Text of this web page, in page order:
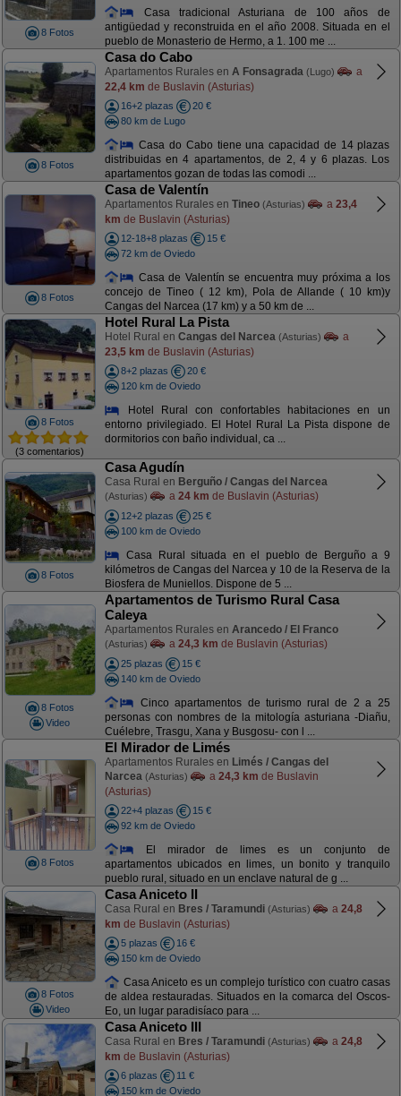
8 Fotos
Casa tradicional Asturiana de 100 años de
antigüedad y reconstruida en el año 2008. Situada en el
pueblo de Monasterio de Hermo, a 1. 100 me ...
8 Fotos
Casa do Cabo
Apartamentos Rurales en A Fonsagrada (Lugo)
a
22,4 km de Buslavin (Asturias)
16+2 plazas
20 €
80 km de Lugo
Casa do Cabo tiene una capacidad de 14 plazas
distribuidas en 4 apartamentos, de 2, 4 y 6 plazas. Los
apartamentos gozan de todas las comodi ...
8 Fotos
Casa de Valentín
Apartamentos Rurales en Tineo (Asturias) a 23,4
km de Buslavin (Asturias)
12-18+8 plazas
15 €
72 km de Oviedo
Casa de Valentín se encuentra muy próxima a los
concejo de Tineo ( 12 km), Pola de Allande ( 10 km)y
Cangas del Narcea (17 km) y a 50 km de ...
8 Fotos
(3 comentarios)
Hotel Rural La Pista
Hotel Rural en Cangas del Narcea (Asturias)
a
23,5 km de Buslavin (Asturias)
8+2 plazas
20 €
120 km de Oviedo
Hotel Rural con confortables habitaciones en un
entorno privilegiado. El Hotel Rural La Pista dispone de
dormitorios con baño individual, ca ...
8 Fotos
Casa Agudín
Casa Rural en Berguño / Cangas del Narcea
(Asturias) a 24 km de Buslavin (Asturias)
12+2 plazas
25 €
100 km de Oviedo
Casa Rural situada en el pueblo de Berguño a 9
kilómetros de Cangas del Narcea y 10 de la Reserva de la
Biosfera de Muniellos. Dispone de 5 ...
8 Fotos
Video
Apartamentos de Turismo Rural Casa
Caleya
Apartamentos Rurales en Arancedo / El Franco
(Asturias) a 24,3 km de Buslavin (Asturias)
25 plazas
15 €
140 km de Oviedo
Cinco apartamentos de turismo rural de 2 a 25
personas con nombres de la mitología asturiana -Diañu,
Cuélebre, Trasgu, Xana y Busgosu- con l ...
8 Fotos
El Mirador de Limés
Apartamentos Rurales en Limés / Cangas del
Narcea (Asturias) a 24,3 km de Buslavin
(Asturias)
22+4 plazas
15 €
92 km de Oviedo
El mirador de limes es un conjunto de
apartamentos ubicados en limes, un bonito y tranquilo
pueblo rural, situado en un enclave natural de g ...
8 Fotos
Video
Casa Aniceto II
Casa Rural en Bres / Taramundi (Asturias) a 24,8
km de Buslavin (Asturias)
5 plazas
16 €
150 km de Oviedo
Casa Aniceto es un complejo turístico con cuatro casas
de aldea restauradas. Situados en la comarca del Oscos-
Eo, un lugar paradisíaco para ...
Casa Aniceto III
Casa Rural en Bres / Taramundi (Asturias) a 24,8
km de Buslavin (Asturias)
6 plazas
11 €
150 km de Oviedo